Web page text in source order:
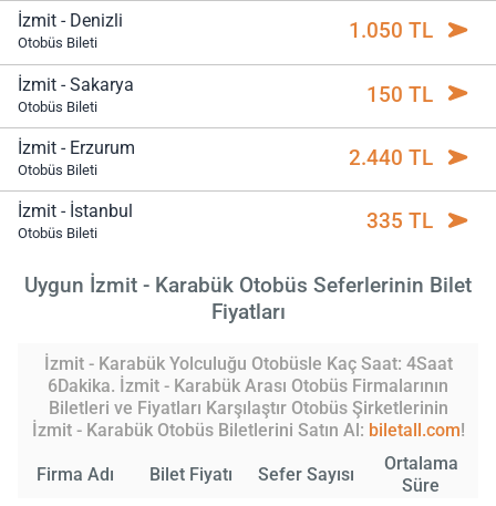
İzmit - Denizli
Otobüs Bileti 1.050 TL
İzmit - Sakarya
Otobüs Bileti 150 TL
İzmit - Erzurum
Otobüs Bileti 2.440 TL
İzmit - İstanbul
Otobüs Bileti 335 TL
Uygun İzmit - Karabük Otobüs Seferlerinin Bilet
Fiyatları
İzmit - Karabük Yolculuğu Otobüsle Kaç Saat: 4Saat
6Dakika. İzmit - Karabük Arası Otobüs Firmalarının
Biletleri ve Fiyatları Karşılaştır Otobüs Şirketlerinin
İzmit - Karabük Otobüs Biletlerini Satın Al: biletall.com!
Firma Adı Bilet Fiyatı Sefer Sayısı
Ortalama
Süre